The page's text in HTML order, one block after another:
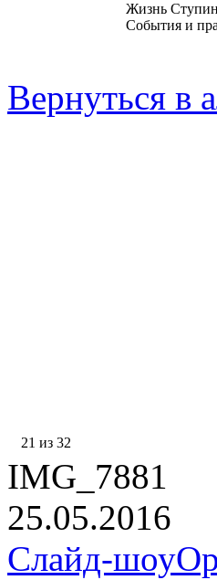
Жизнь
События и
Вернуться в
21 из 32
IMG_7881
25.05.2016
Слайд-шоу